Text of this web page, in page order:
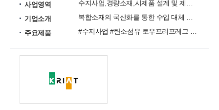
사업영역
기업소개
주요제품